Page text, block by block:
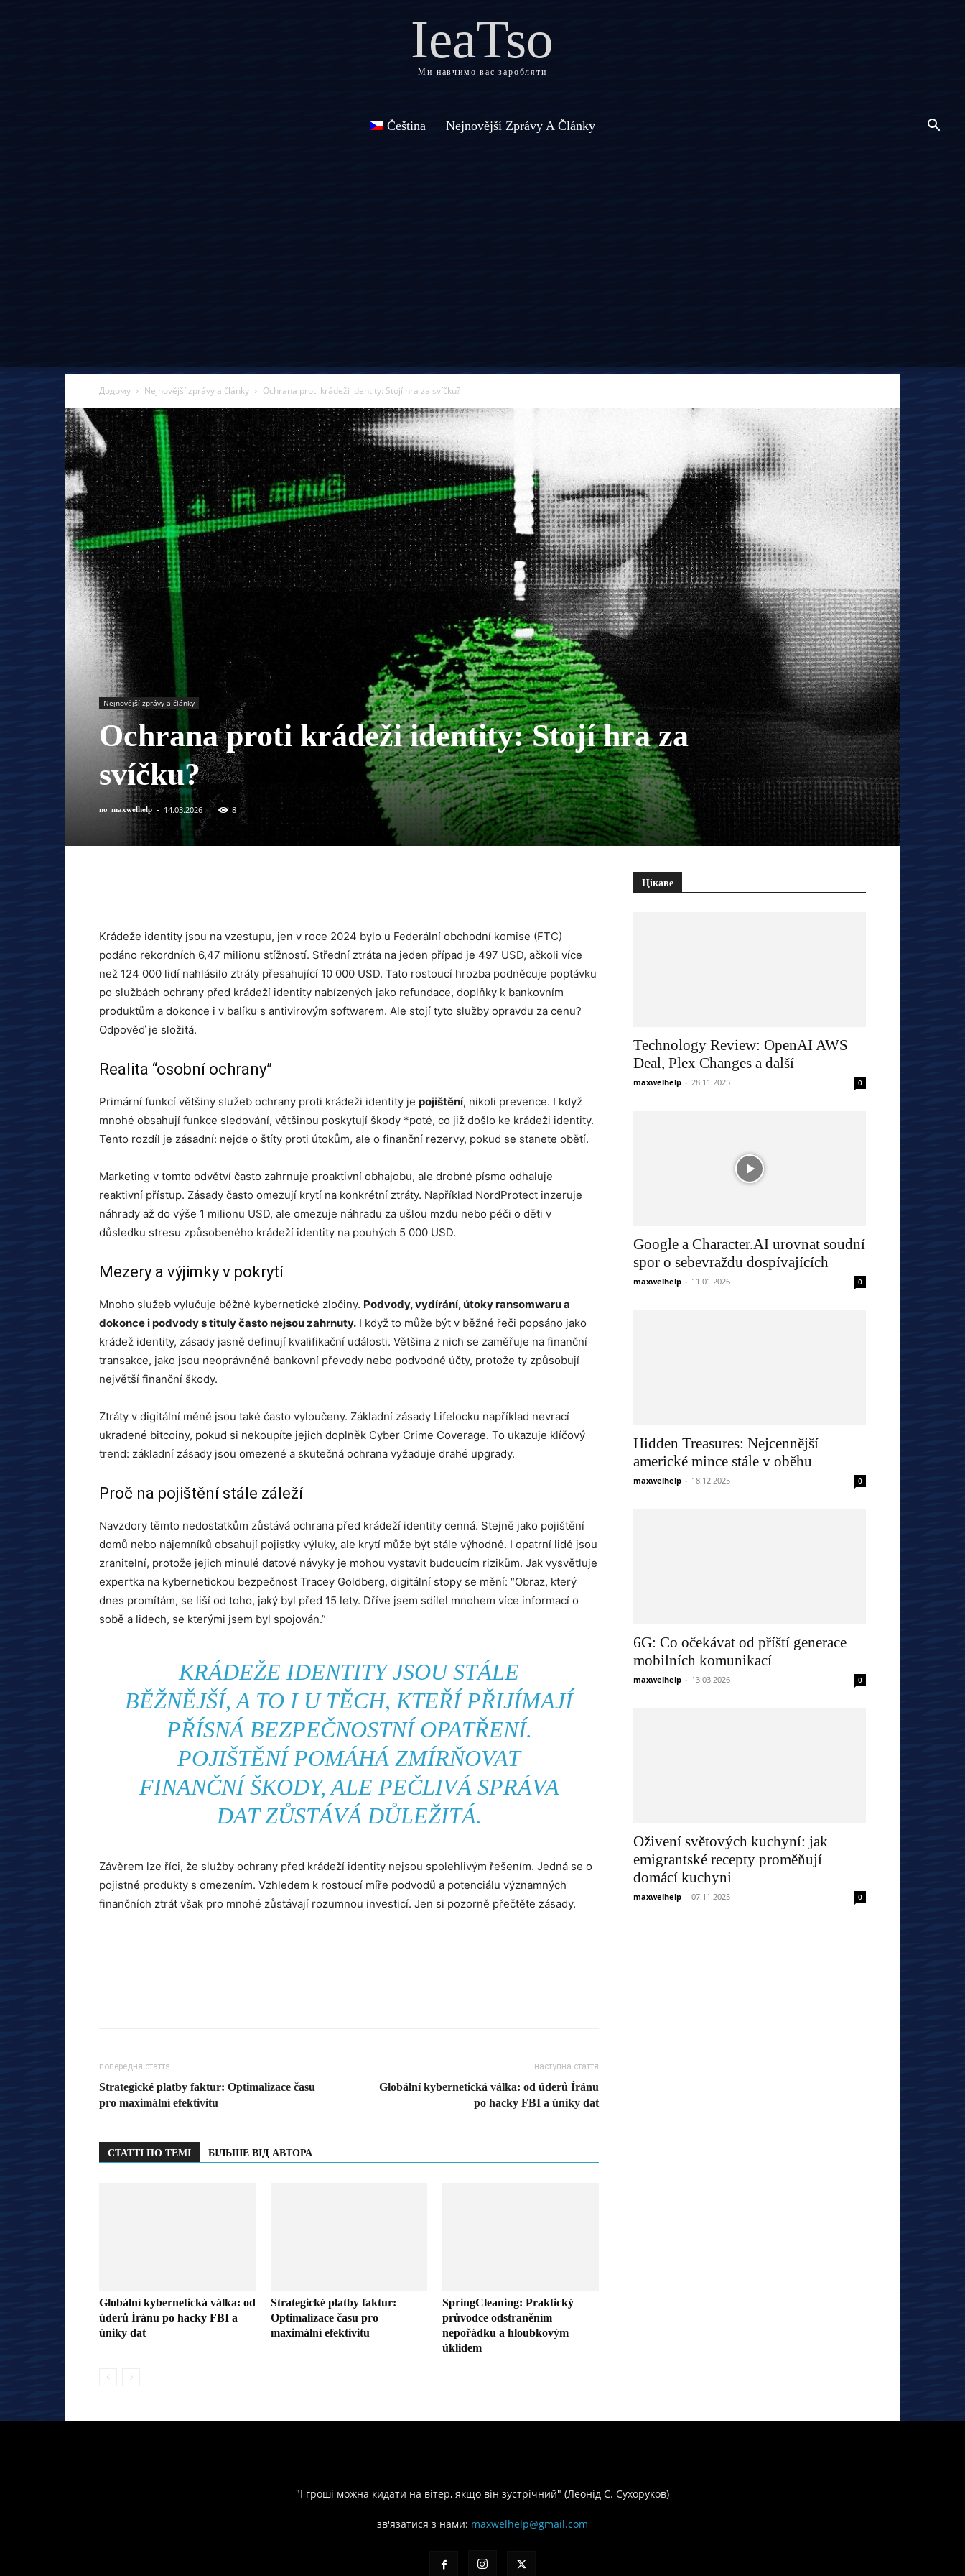
IeaTso
Ми навчимо вас заробляти
Čeština Nejnovější Zprávy A Články
Додому Nejnovější zprávy a články Ochrana proti krádeži identity: Stojí hra za svíčku?
Nejnovější zprávy a články
Ochrana proti krádeži identity: Stojí hra za
svíčku?
по maxwelhelp - 14.03.2026 8
Krádeže identity jsou na vzestupu, jen v roce 2024 bylo u Federální obchodní komise (FTC)
podáno rekordních 6,47 milionu stížností. Střední ztráta na jeden případ je 497 USD, ačkoli více
než 124 000 lidí nahlásilo ztráty přesahující 10 000 USD. Tato rostoucí hrozba podněcuje poptávku
po službách ochrany před krádeží identity nabízených jako refundace, doplňky k bankovním
produktům a dokonce i v balíku s antivirovým softwarem. Ale stojí tyto služby opravdu za cenu?
Odpověď je složitá.
Realita “osobní ochrany”
Primární funkcí většiny služeb ochrany proti krádeži identity je pojištění, nikoli prevence. I když
mnohé obsahují funkce sledování, většinou poskytují škody *poté, co již došlo ke krádeži identity.
Tento rozdíl je zásadní: nejde o štíty proti útokům, ale o finanční rezervy, pokud se stanete obětí.
Marketing v tomto odvětví často zahrnuje proaktivní obhajobu, ale drobné písmo odhaluje
reaktivní přístup. Zásady často omezují krytí na konkrétní ztráty. Například NordProtect inzeruje
náhrady až do výše 1 milionu USD, ale omezuje náhradu za ušlou mzdu nebo péči o děti v
důsledku stresu způsobeného krádeží identity na pouhých 5 000 USD.
Mezery a výjimky v pokrytí
Mnoho služeb vylučuje běžné kybernetické zločiny. Podvody, vydírání, útoky ransomwaru a
dokonce i podvody s tituly často nejsou zahrnuty. I když to může být v běžné řeči popsáno jako
krádež identity, zásady jasně definují kvalifikační události. Většina z nich se zaměřuje na finanční
transakce, jako jsou neoprávněné bankovní převody nebo podvodné účty, protože ty způsobují
největší finanční škody.
Ztráty v digitální měně jsou také často vyloučeny. Základní zásady Lifelocku například nevrací
ukradené bitcoiny, pokud si nekoupíte jejich doplněk Cyber ​​​​Crime Coverage. To ukazuje klíčový
trend: základní zásady jsou omezené a skutečná ochrana vyžaduje drahé upgrady.
Proč na pojištění stále záleží
Navzdory těmto nedostatkům zůstává ochrana před krádeží identity cenná. Stejně jako pojištění
domů nebo nájemníků obsahují pojistky výluky, ale krytí může být stále výhodné. I opatrní lidé jsou
zranitelní, protože jejich minulé datové návyky je mohou vystavit budoucím rizikům. Jak vysvětluje
expertka na kybernetickou bezpečnost Tracey Goldberg, digitální stopy se mění: “Obraz, který
dnes promítám, se liší od toho, jaký byl před 15 lety. Dříve jsem sdílel mnohem více informací o
sobě a lidech, se kterými jsem byl spojován.”
KRÁDEŽE IDENTITY JSOU STÁLE
BĚŽNĚJŠÍ, A TO I U TĚCH, KTEŘÍ PŘIJÍMAJÍ
PŘÍSNÁ BEZPEČNOSTNÍ OPATŘENÍ.
POJIŠTĚNÍ POMÁHÁ ZMÍRŇOVAT
FINANČNÍ ŠKODY, ALE PEČLIVÁ SPRÁVA
DAT ZŮSTÁVÁ DŮLEŽITÁ.
Závěrem lze říci, že služby ochrany před krádeží identity nejsou spolehlivým řešením. Jedná se o
pojistné produkty s omezením. Vzhledem k rostoucí míře podvodů a potenciálu významných
finančních ztrát však pro mnohé zůstávají rozumnou investicí. Jen si pozorně přečtěte zásady.
попередня стаття
Strategické platby faktur: Optimalizace času
pro maximální efektivitu
наступна стаття
Globální kybernetická válka: od úderů Íránu
po hacky FBI a úniky dat
СТАТТІ ПО ТЕМІ БІЛЬШЕ ВІД АВТОРА
Globální kybernetická válka: od
úderů Íránu po hacky FBI a
úniky dat
Strategické platby faktur:
Optimalizace času pro
maximální efektivitu
SpringCleaning: Praktický
průvodce odstraněním
nepořádku a hloubkovým
úklidem
Цікаве
Technology Review: OpenAI AWS
Deal, Plex Changes a další
maxwelhelp - 28.11.2025 0
Google a Character.AI urovnat soudní
spor o sebevraždu dospívajících
maxwelhelp - 11.01.2026 0
Hidden Treasures: Nejcennější
americké mince stále v oběhu
maxwelhelp - 18.12.2025 0
6G: Co očekávat od příští generace
mobilních komunikací
maxwelhelp - 13.03.2026 0
Oživení světových kuchyní: jak
emigrantské recepty proměňují
domácí kuchyni
maxwelhelp - 07.11.2025 0
"І гроші можна кидати на вітер, якщо він зустрічний" (Леонід С. Сухоруков)
зв'язатися з нами: maxwelhelp@gmail.com